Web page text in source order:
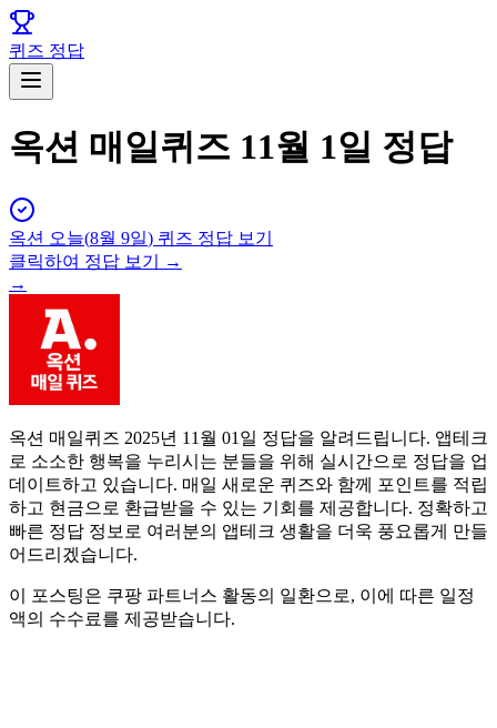
퀴즈 정답
옥션 매일퀴즈 11월 1일 정답
옥션 오늘(8월 9일) 퀴즈 정답 보기
클릭하여 정답 보기 →
→
옥션 매일퀴즈 2025년 11월 01일 정답을 알려드립니다. 앱테크
로 소소한 행복을 누리시는 분들을 위해 실시간으로 정답을 업
데이트하고 있습니다. 매일 새로운 퀴즈와 함께 포인트를 적립
하고 현금으로 환급받을 수 있는 기회를 제공합니다. 정확하고
빠른 정답 정보로 여러분의 앱테크 생활을 더욱 풍요롭게 만들
어드리겠습니다.
이 포스팅은 쿠팡 파트너스 활동의 일환으로, 이에 따른 일정
액의 수수료를 제공받습니다.